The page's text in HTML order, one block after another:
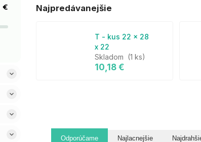
€ Najpredávanejšie
T - kus 22 x 28
x 22
Skladom (1 ks)
10,18 €
Odporúčame Najlacnejšie